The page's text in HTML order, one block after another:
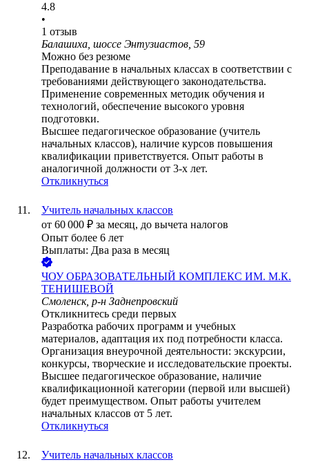
4.8
•
1 отзыв
Балашиха, шоссе Энтузиастов, 59
Можно без резюме
Преподавание в начальных классах в соответствии c
требованиями действующего законодательства.
Применение современных методик обучения и
технологий, обеспечение высокого уровня
подготовки.
Высшее педагогическое образование (учитель
начальных классов), наличие курсов повышения
квалификации приветствуется. Опыт работы в
аналогичной должности от 3-х лет.
Откликнуться
Учитель начальных классов
от 60 000 ₽ за месяц, до вычета налогов
Опыт более 6 лет
Выплаты: Два раза в месяц
ЧОУ ОБРАЗОВАТЕЛЬНЫЙ КОМПЛЕКС ИМ. М.К.
ТЕНИШЕВОЙ
Смоленск, р-н Заднепровский
Откликнитесь среди первых
Разработка рабочих программ и учебных
материалов, адаптация их под потребности класса.
Организация внеурочной деятельности: экскурсии,
конкурсы, творческие и исследовательские проекты.
Высшее педагогическое образование, наличие
квалификационной категории (первой или высшей)
будет преимуществом. Опыт работы учителем
начальных классов от 5 лет.
Откликнуться
Учитель начальных классов